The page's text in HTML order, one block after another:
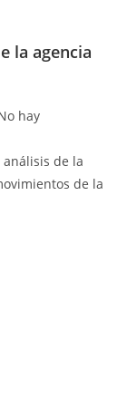
la agencia
hay
de la
de la